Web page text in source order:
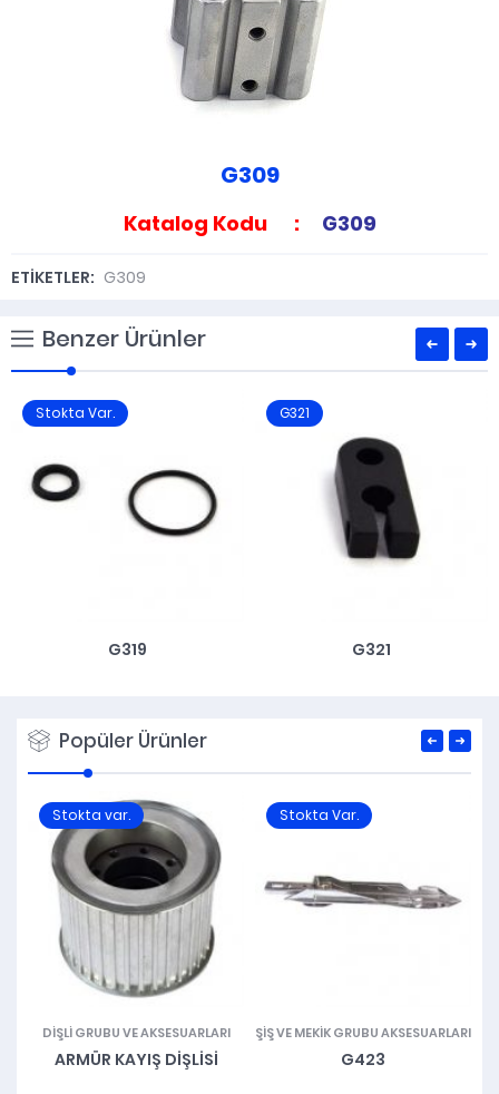
G309
Katalog Kodu : G309
ETİKETLER: G309
Benzer Ürünler
Stokta Var.
G319
G321
G321
Popüler Ürünler
Stokta var.
DIŞLI GRUBU VE AKSESUARLARI
ARMÜR KAYIŞ DIŞLISI
Stokta Var.
ŞIŞ VE MEKIK GRUBU AKSESUARLARI
G423